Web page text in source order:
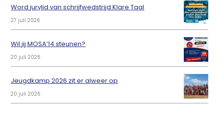
Word jurylid van schrijfwedstrijd Klare Taal
27 juli 2026
Wil jij MOSA’14 steunen?
20 juli 2026
Jeugdkamp 2026 zit er alweer op
20 juli 2026